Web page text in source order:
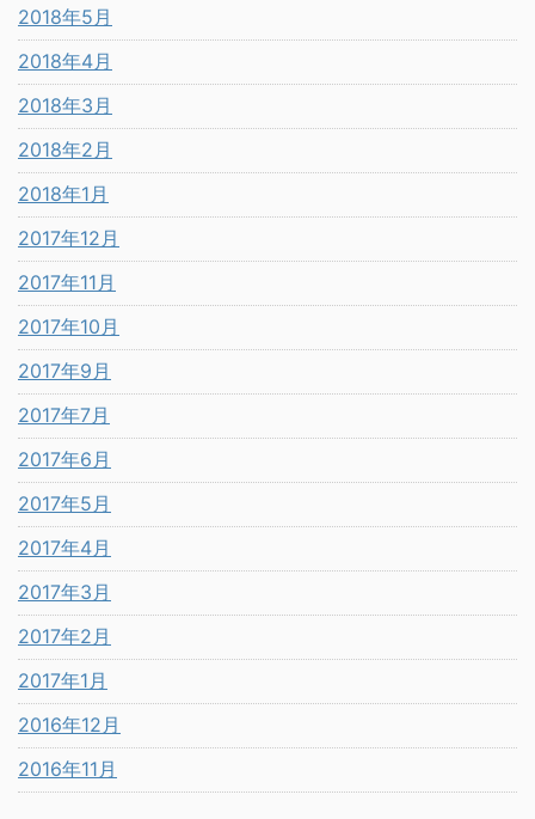
2018年5月
2018年4月
2018年3月
2018年2月
2018年1月
2017年12月
2017年11月
2017年10月
2017年9月
2017年7月
2017年6月
2017年5月
2017年4月
2017年3月
2017年2月
2017年1月
2016年12月
2016年11月